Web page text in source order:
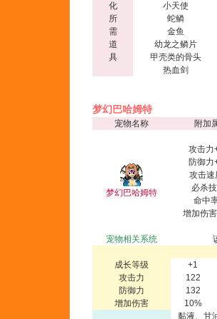
化
所
需
道
具
小天使
蛇鳞
金鱼
幼龙之鳞片
甲壳类的骨头
热血剑
梦幻巴哈姆特
宠物名称 附加
梦幻巴哈姆特
攻击力
防御力
攻击速
必杀
命中
增加伤
宠物相关系统
成长等级
+1
攻击力
122
防御力
132
增加伤害
10%
黏液、甘